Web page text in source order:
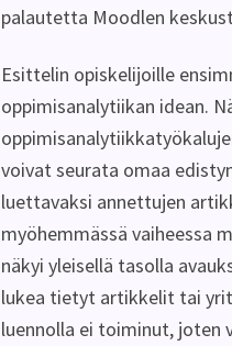
palautetta Moodlen
Esittelin opiskelijoille
oppimisanalytiikan idean.
voivat seurata omaa
luettavaksi annettujen
myöhemmässä vaiheessa
näkyi yleisellä tasolla
lukea tietyt artikkelit tai
luennolla ei toiminut, joten